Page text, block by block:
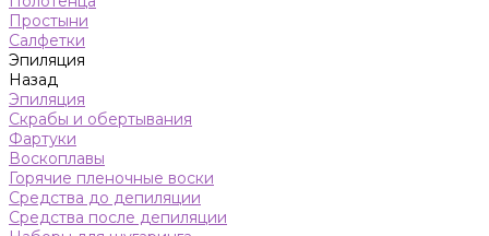
Простыни
Салфетки
Эпиляция
Назад
Эпиляция
Скрабы и обертывания
Фартуки
Воскоплавы
Горячие пленочные воски
Средства до депиляции
Средства после депиляции